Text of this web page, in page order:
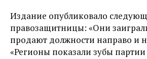
Издание опубликовало
правозащитницы: «Они
продают должности направо и
«Регионы показали зубы партии